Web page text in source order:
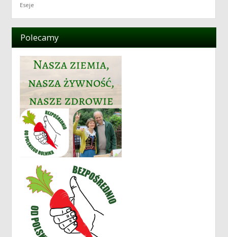
Eseje
Polecamy